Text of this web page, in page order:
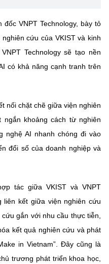
VNPT Technology, bày tỏ
cứu của VKIST và kinh
Technology sẽ tạo nền
có khả năng cạnh tranh trên
nối chặt chẽ giữa viện nghiên
khoảng cách từ nghiên
nghệ AI nhanh chóng đi vào
đổi số của doanh nghiệp và
tác giữa VKIST và VNPT
liên kết giữa viện nghiên cứu
gắn với nhu cầu thực tiễn,
kết quả nghiên cứu và phát
in Vietnam”. Đây cũng là
trương phát triển khoa học,